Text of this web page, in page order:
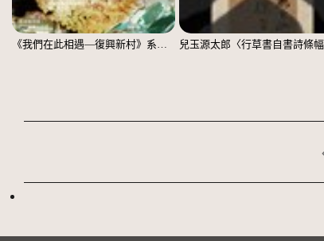
《我們在此相遇—復興新村》系列：〈殘響03〉